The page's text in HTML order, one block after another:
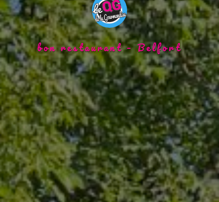
bon restaurant – Belfort